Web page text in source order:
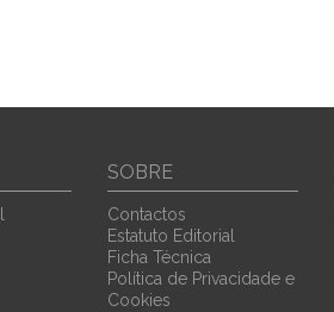
SOBRE
Contactos
Estatuto Editorial
Ficha Técnica
Política de Privacidade e
Cookies